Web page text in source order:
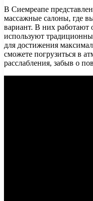
В Сиемреапе
массажные салоны, где
вариант. В них работают
используют
для достижения
сможете погрузиться в
расслабления, забыв о